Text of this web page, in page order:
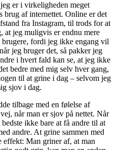
er i virkeligheden meget
brug af internettet. Online er det
fra Instagram, til trods for at
at jeg muligvis er endnu mere
fordi jeg ikke engang vil
jeg bruger det, så pakker jeg
i hvert fald kan se, at jeg ikke
bedre med mig selv hver gang,
til at grine i dag – selvom jeg
sjov i dag.
tilbage med en følelse af
når man er sjov på nettet. Når
ikke bare at få andre til at
andre. At grine sammen med
effekt: Man griner af, at man